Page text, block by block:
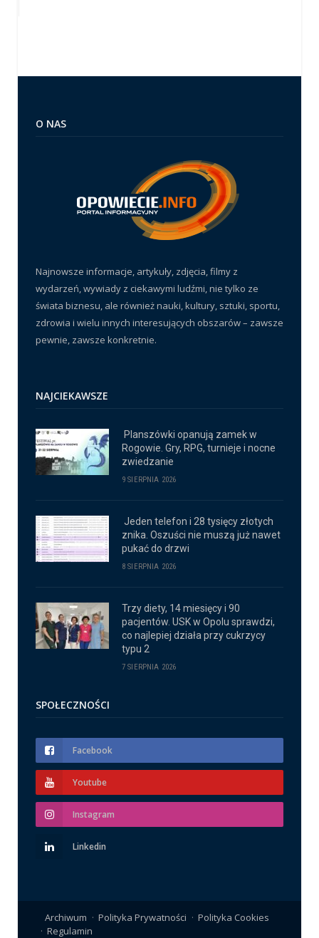
O NAS
Najnowsze informacje, artykuły, zdjęcia, filmy z
wydarzeń, wywiady z ciekawymi ludźmi, nie tylko ze
świata biznesu, ale również nauki, kultury, sztuki, sportu,
zdrowia i wielu innych interesujących obszarów – zawsze
pewnie, zawsze konkretnie.
NAJCIEKAWSZE
Planszówki opanują zamek w
Rogowie. Gry, RPG, turnieje i nocne
zwiedzanie
9 SIERPNIA 2026
Jeden telefon i 28 tysięcy złotych
znika. Oszuści nie muszą już nawet
pukać do drzwi
8 SIERPNIA 2026
Trzy diety, 14 miesięcy i 90
pacjentów. USK w Opolu sprawdzi,
co najlepiej działa przy cukrzycy
typu 2
7 SIERPNIA 2026
SPOŁECZNOŚCI
Facebook
Youtube
Instagram
Linkedin
Archiwum Polityka Prywatności
Polityka Cookies
Regulamin